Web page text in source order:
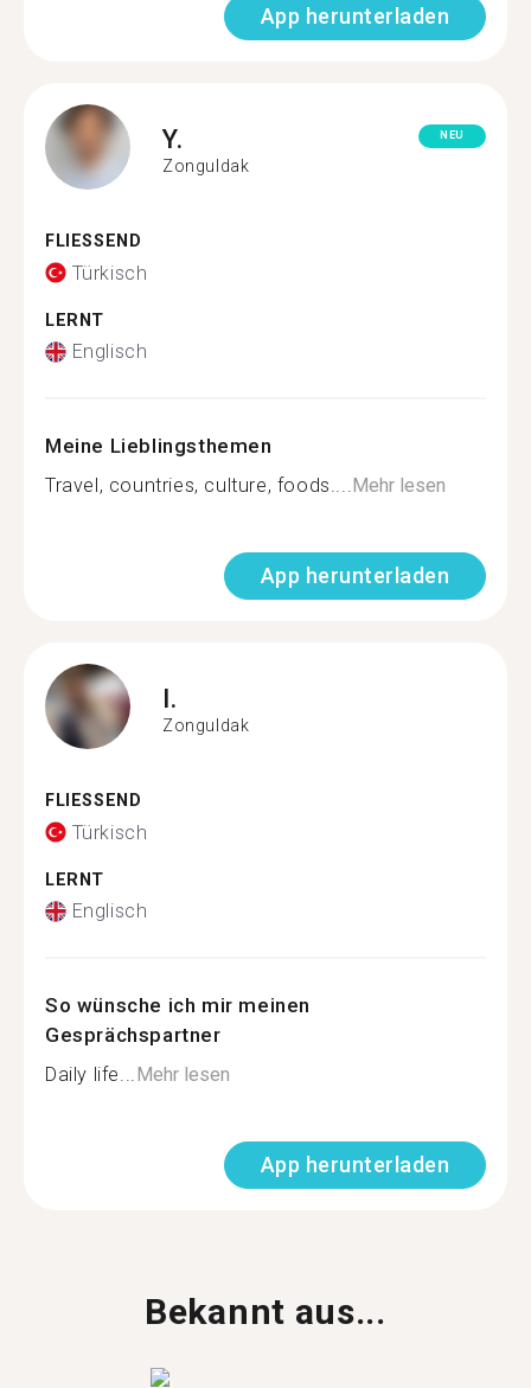
App herunterladen
Y.
Zonguldak
NEU
FLIESSEND
Türkisch
LERNT
Englisch
Meine Lieblingsthemen
Travel, countries, culture, foods....Mehr lesen
App herunterladen
I.
Zonguldak
FLIESSEND
Türkisch
LERNT
Englisch
So wünsche ich mir meinen
Gesprächspartner
Daily life...Mehr lesen
App herunterladen
Bekannt aus...